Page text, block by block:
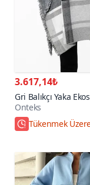
3.617,14₺
Gri Balıkçı Yaka
Onteks
Tükenmek